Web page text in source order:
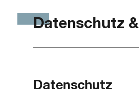
Datenschutz
Datenschutz